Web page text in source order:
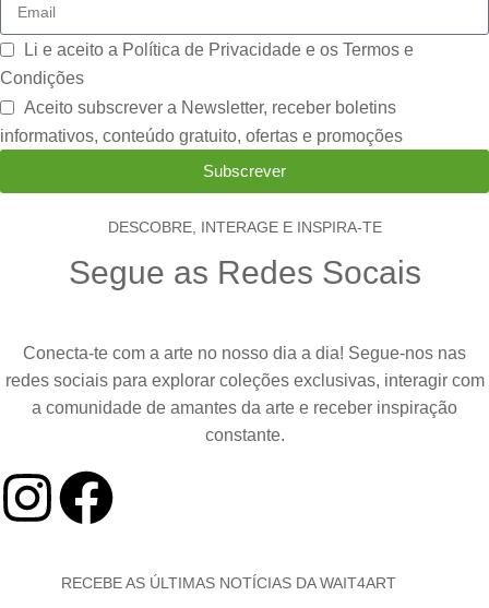
Li e aceito a Política de Privacidade e os Termos e
Condições
Aceito subscrever a Newsletter, receber boletins
informativos, conteúdo gratuito, ofertas e promoções
Subscrever
DESCOBRE, INTERAGE E INSPIRA-TE
Segue as Redes Socais
Conecta-te com a arte no nosso dia a dia! Segue-nos nas
redes sociais para explorar coleções exclusivas, interagir com
a comunidade de amantes da arte e receber inspiração
constante.
RECEBE AS ÚLTIMAS NOTÍCIAS DA WAIT4ART